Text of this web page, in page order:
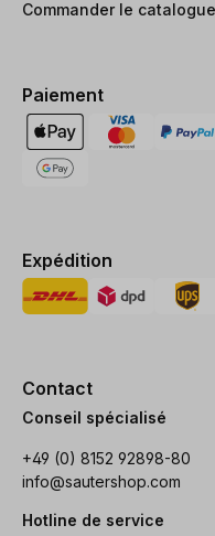
Commander le catalogue
Paiement
Expédition
Contact
Conseil spécialisé
+49 (0) 8152 92898-80
info@sautershop.com
Hotline de service